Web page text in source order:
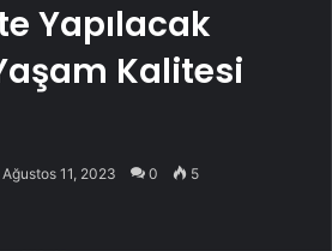
Yapılacak
Kalitesi
Ağustos 11, 2023 0 5